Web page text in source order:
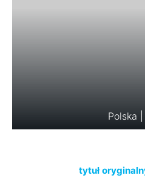
Polska
tytuł